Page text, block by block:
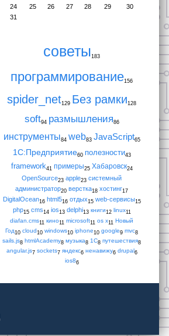
24
25 26 27 28 29
30
31
советы183
программирование156
spider_net129 Без рамки128
soft94 размышления86
инструменты84 web83 JavaScript65
1С:Предприятие60 полезности43
framework41 примеры25 Хабаровск24
OpenSource23 apple23 системный
администратор20 верстка18 хостинг17
DigitalOcean16 html516 отдых15 web-сервисы15
php15 cms14 ios13 delphi13 книги12 linux11
diafan.cms11 кино11 microsoft11 os x11 Новый
Год10 cloud10 windows10 iphone10 google9 mvc8
sails.js8 htmlAcademy8 музыка8 1С8 путешествия8
angular.js7 sockets7 яндекс6 ненавижу6 drupal6
ios86